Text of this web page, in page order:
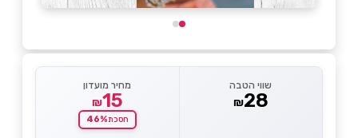
שווי הטבה
₪28
מחיר מועדון
₪15
חסכת46%